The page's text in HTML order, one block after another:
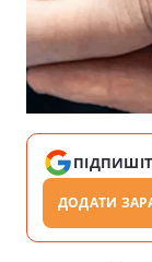
ДОДАТИ